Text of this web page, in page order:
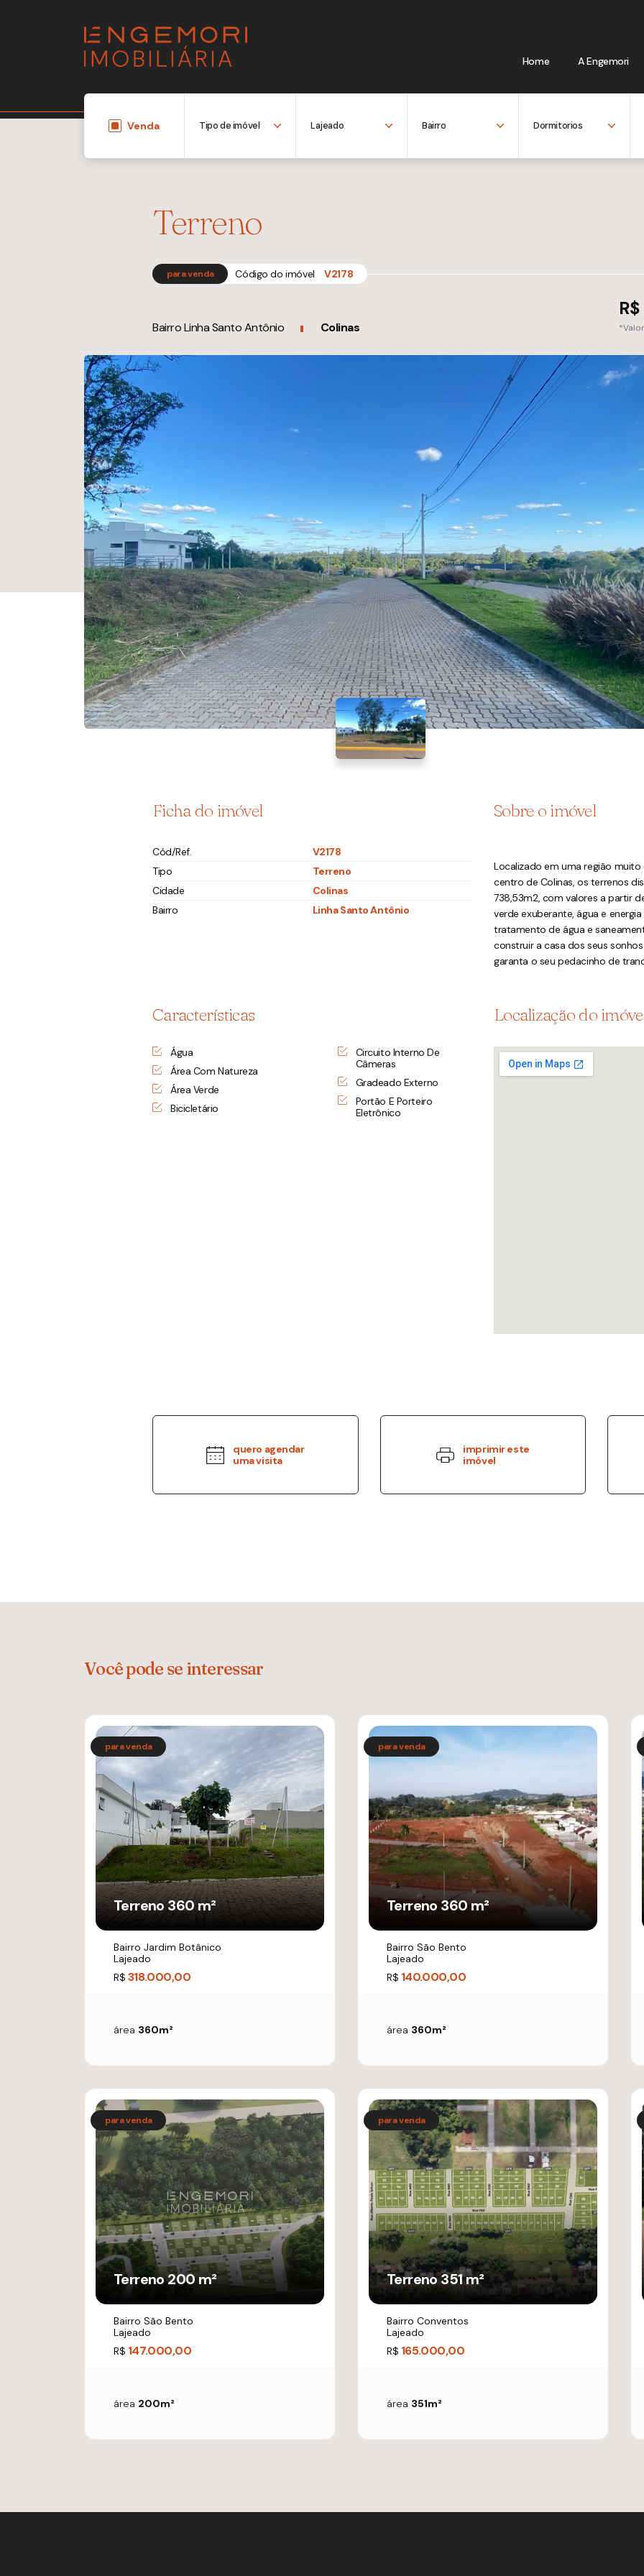
Home A Engemori
Venda
Terreno
para venda Código do imóvel V2178
Bairro Linha Santo Antônio Colinas
Ficha do imóvel
Cód/Ref.
V2178
Tipo
Terreno
Cidade
Colinas
Bairro
Linha Santo Antônio
Sobre o imóvel
Localizado em uma região
centro de Colinas, os terrenos
738,53m2, com valores a partir
verde exuberante, água e
tratamento de água e
construir a casa dos seus
garanta o seu pedacinho de
Características
Água
Área Com Natureza
Área Verde
Bicicletário
Circuito Interno De
Câmeras
Gradeado Externo
Portão E Porteiro
Eletrônico
Localização do
quero agendar
uma visita
imprimir este
imóvel
Você pode se interessar
Terreno 360 m²
Bairro Jardim Botânico
Lajeado
R$ 318.000,00
área 360m²
Terreno 360 m²
Bairro São Bento
Lajeado
R$ 140.000,00
área 360m²
Terreno 200 m²
Bairro São Bento
Lajeado
R$ 147.000,00
área 200m²
Terreno 351 m²
Bairro Conventos
Lajeado
R$ 165.000,00
área 351m²